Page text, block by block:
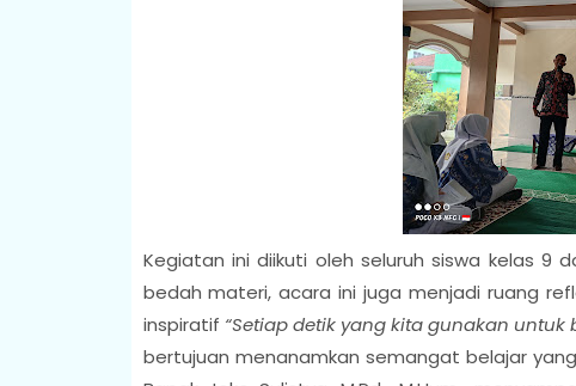
Kegiatan ini diikuti oleh seluruh siswa kelas 9
bedah materi, acara ini juga menjadi ruang
inspiratif “Setiap detik yang kita gunakan
bertujuan menanamkan semangat belajar